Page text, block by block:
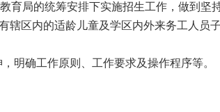
育局的统筹安排下实施招生工作，做到坚
辖区内的适龄儿童及学区内外来务工人员子
明确工作原则、工作要求及操作程序等。